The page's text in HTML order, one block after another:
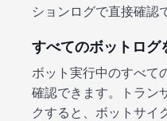
ションログで直接確認
すべてのボットログ
ボット実行中のすべて
確認できます。トラン
クすると、ボットサイ